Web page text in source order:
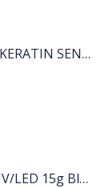
Shampooing ESSENTIEL KERATIN SENSITIVE 1L
Pro 3.1 Gel monophase UV/LED 15g Blanc